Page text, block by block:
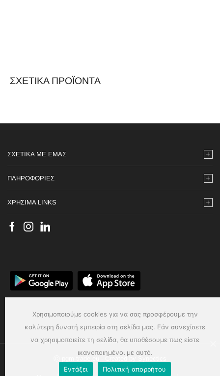
Χρησιμοποιούμε cookies για να σας προσφέρουμε την
καλύτερη δυνατή εμπειρία στη σελίδα μας. Εάν συνεχίσετε
να χρησιμοποιείτε τη σελίδα, θα υποθέσουμε πως είστε
ικανοποιημένοι με αυτό.
Εντάξει Πολιτική απορρήτου
ΣΧΕΤΙΚΆ ΠΡΟΪΌΝΤΑ
ΣΧΕΤΙΚΆ ΜΕ ΕΜΆΣ
ΠΛΗΡΟΦΟΡΙΕΣ
ΧΡΗΣΙΜΑ LINKS
Ⓒ pgm-trade.eu - Created by